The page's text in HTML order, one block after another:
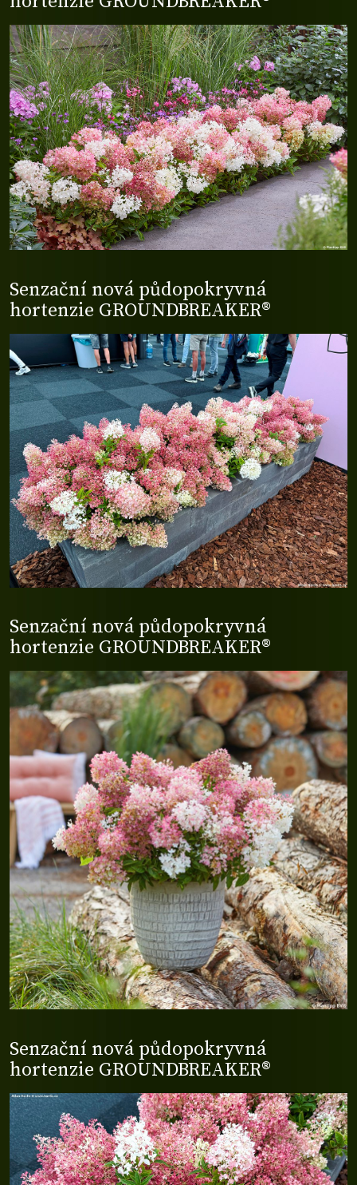
Senzační nová půdopokryvná
hortenzie GROUNDBREAKER®
Senzační nová půdopokryvná
hortenzie GROUNDBREAKER®
Senzační nová půdopokryvná
hortenzie GROUNDBREAKER®